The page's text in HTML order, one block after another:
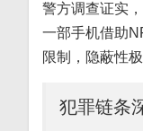
警方调查证实
一部手机借助
限制，隐蔽性极
犯罪链条